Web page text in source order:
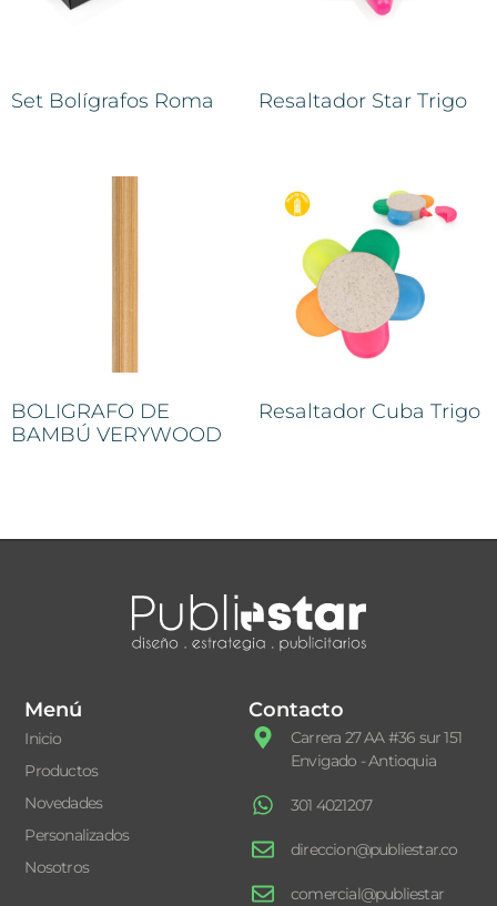
Set Bolígrafos Roma Resaltador Star Trigo
BOLIGRAFO DE
BAMBÚ VERYWOOD
Resaltador Cuba Trigo
Menú
Inicio
Productos
Novedades
Personalizados
Nosotros
Contacto
Carrera 27 AA #36 sur 151
Envigado - Antioquia
301 4021207
direccion@publiestar.co
comercial@publiestar